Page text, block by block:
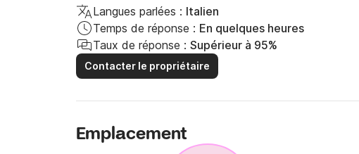
Langues parlées : Italien
Temps de réponse : En quelques heures
Taux de réponse : Supérieur à 95%
Contacter le propriétaire
Emplacement